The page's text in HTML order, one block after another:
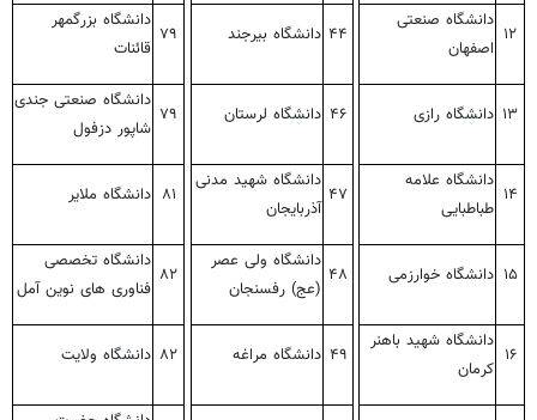
۱۲
دانشگاه صنعتی
اصفهان
۴۴ دانشگاه بیرجند ۷۹
دانشگاه بزرگمهر
قائنات
۱۳ دانشگاه رازی ۴۶ دانشگاه لرستان ۷۹
دانشگاه صنعتی جندی
شاپور دزفول
۱۴
دانشگاه علامه
طباطبایی
۴۷
دانشگاه شهید مدنی
آذربایجان
۸۱ دانشگاه ملایر
۱۵ دانشگاه خوارزمی ۴۸
دانشگاه ولی عصر
(عج) رفسنجان
۸۲
دانشگاه تخصصی
فناوری های نوین آمل
۱۶
دانشگاه شهید باهنر
کرمان
۴۹ دانشگاه مراغه ۸۲ دانشگاه ولایت